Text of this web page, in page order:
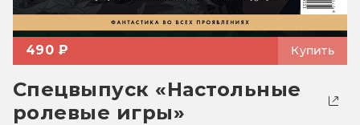
490 ₽ Купить
Спецвыпуск «Настольные
ролевые игры»